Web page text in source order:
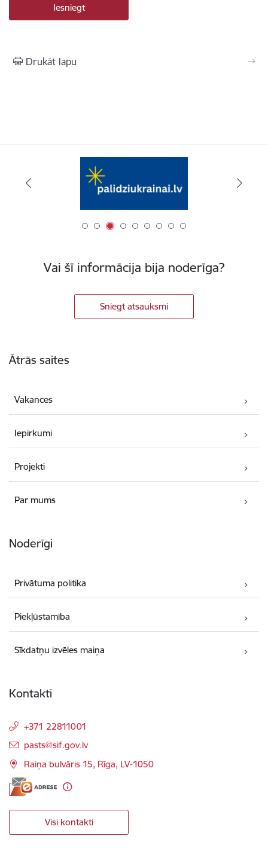
Drukāt lapu
Vai šī informācija bija noderīga?
Sniegt atsauksmi
Ātrās saites
Vakances
Iepirkumi
Projekti
Par mums
Noderīgi
Privātuma politika
Piekļūstamība
Sīkdatņu izvēles maiņa
Kontakti
+371 22811001
E-pasts:
pasts@sif.gov.lv
Raiņa bulvāris 15, Rīga, LV-1050
Visi kontakti